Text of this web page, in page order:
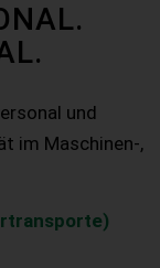
und
im Maschinen-,